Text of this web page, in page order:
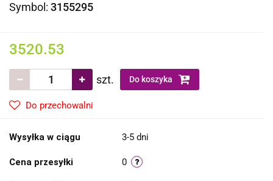
Symbol: 3155295
3520.53
szt. Do koszyka
Do przechowalni
Wysyłka w ciągu 3-5 dni
Cena przesyłki 0